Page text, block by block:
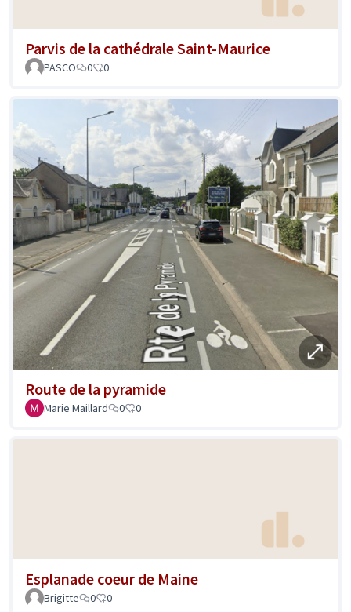
Parvis de la cathédrale Saint-Maurice
PASCO 0 0
Route de la pyramide
Marie Maillard 0 0
Esplanade coeur de Maine
Brigitte 0 0